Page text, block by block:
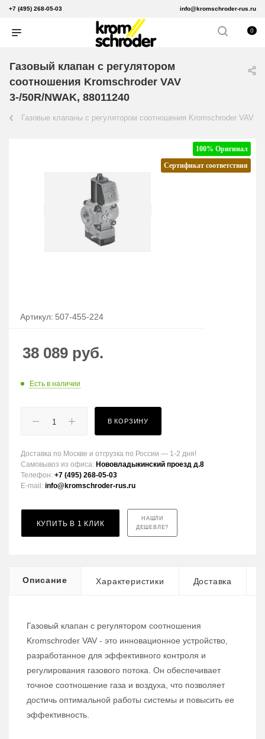
+7 (495) 268-05-03 info@kromschroder-rus.ru
0
Газовый клапан с регулятором
соотношения Kromschroder VAV
3-/50R/NWAK, 88011240
Газовые клапаны с регулятором соотношения Kromschroder VAV
100% Оригинал
Сертификат соответствия
Артикул: 507-455-224
38 089 руб.
Есть в наличии
В КОРЗИНУ
Доставка по Москве и отгрузка по России — 1-2 дня!
Самовывоз из офиса: Нововладыкинский проезд д.8
Телефон: +7 (495) 268-05-03
E-mail: info@kromschroder-rus.ru
КУПИТЬ В 1 КЛИК
НАШЛИ
ДЕШЕВЛЕ?
Описание Характеристики Доставка
Газовый клапан с регулятором соотношения
Kromschroder VAV - это инновационное устройство,
разработанное для эффективного контроля и
регулирования газового потока. Он обеспечивает
точное соотношение газа и воздуха, что позволяет
достичь оптимальной работы системы и повысить ее
эффективность.